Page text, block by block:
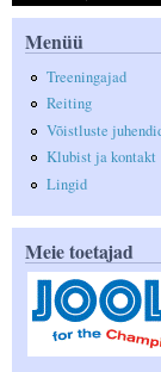
Menüü
Treeningajad
Reiting
Võistluste
Klubist ja kontakt
Lingid
Meie toetajad